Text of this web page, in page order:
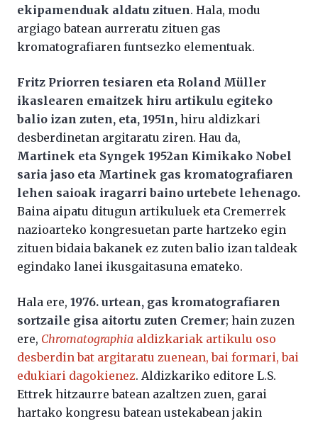
ekipamenduak aldatu zituen. Hala, modu
argiago batean aurreratu zituen gas
kromatografiaren funtsezko elementuak.
Fritz Priorren tesiaren eta Roland Müller
ikaslearen emaitzek hiru artikulu egiteko
balio izan zuten, eta, 1951n, hiru aldizkari
desberdinetan argitaratu ziren. Hau da,
Martinek eta Syngek 1952an Kimikako Nobel
saria jaso eta Martinek gas kromatografiaren
lehen saioak iragarri baino urtebete lehenago.
Baina aipatu ditugun artikuluek eta Cremerrek
nazioarteko kongresuetan parte hartzeko egin
zituen bidaia bakanek ez zuten balio izan taldeak
egindako lanei ikusgaitasuna emateko.
Hala ere, 1976. urtean, gas kromatografiaren
sortzaile gisa aitortu zuten Cremer; hain zuzen
ere, Chromatographia aldizkariak artikulu oso
desberdin bat argitaratu zuenean, bai formari, bai
edukiari dagokienez. Aldizkariko editore L.S.
Ettrek hitzaurre batean azaltzen zuen, garai
hartako kongresu batean ustekabean jakin